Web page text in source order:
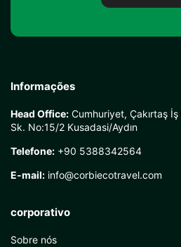
Informações
Head Office: Cumhuriyet, Çakırtaş
Sk. No:15/2 Kusadasi/Aydın
Telefone: +90 5388342564
E-mail: info@corbiecotravel.com
corporativo
Sobre nós